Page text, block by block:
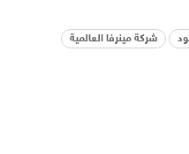
شركة مينرفا العالمية